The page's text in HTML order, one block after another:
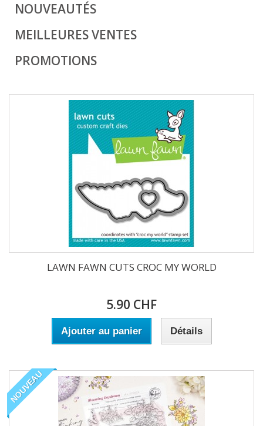
NOUVEAUTÉS
MEILLEURES VENTES
PROMOTIONS
LAWN FAWN CUTS CROC MY WORLD
5.90 CHF
Ajouter au panier Détails
NOUVEAU